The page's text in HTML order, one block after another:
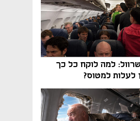
למה לוקח כל כך
לעלות למטוס?